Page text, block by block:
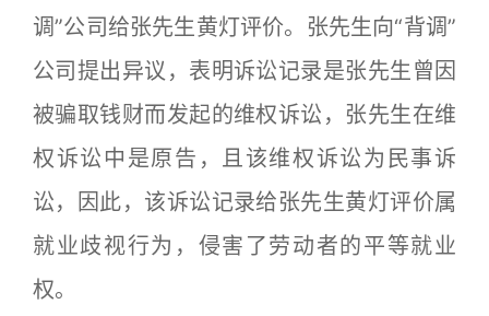
调”公司给张先生黄灯评价。张先生向“背调”
公司提出异议，表明诉讼记录是张先生曾因
被骗取钱财而发起的维权诉讼，张先生在维
权诉讼中是原告，且该维权诉讼为民事诉
讼，因此，该诉讼记录给张先生黄灯评价属
就业歧视行为，侵害了劳动者的平等就业
权。